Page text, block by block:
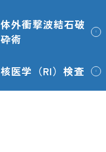
体外衝撃波結石破
砕術
核医学（RI）検査